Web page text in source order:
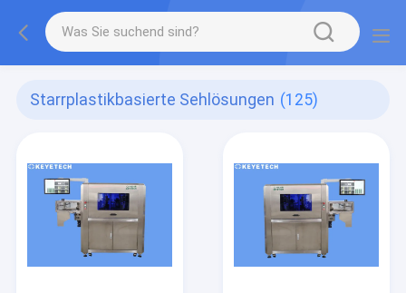
Starrplastikbasierte Sehlösungen (125)